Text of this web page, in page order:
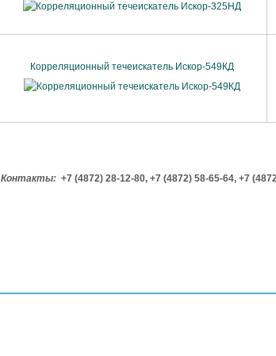
Корреляционный течеискатель Искор-549КД
Контакты: +7 (4872) 28-12-80, +7 (4872) 58-65-64, +7